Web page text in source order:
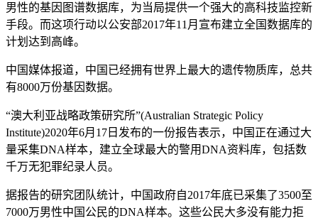
男性的基因图谱数据库，为当局提供一个强大的高科技监控新
手段。而这项行动以公安部2017年11月宣布建立全国数据库的
计划达到高峰。
中国媒体报道，中国已经拥有世界上最大的遗传物质库，总共
有8000万份基因数据。
“澳大利亚战略政策研究所”(Australian Strategic Policy
Institute)2020年6月17日发布的一份报告表示，中国正在通过大
量采集DNA样本，建立全球最大的警用DNA资料库，包括数
千万无犯罪纪录人员。
据报告的研究团队统计，中国政府自2017年底已采集了3500至
7000万男性中国公民的DNA样本。这些公民大多没有能力拒